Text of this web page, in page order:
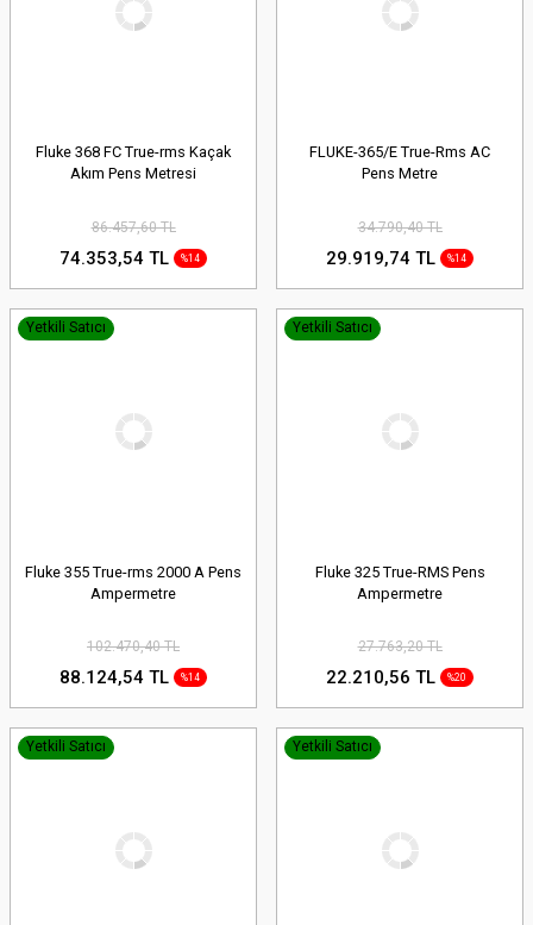
Fluke 368 FC True-rms Kaçak
Akım Pens Metresi
86.457,60 TL
74.353,54 TL %14
FLUKE-365/E True-Rms AC
Pens Metre
34.790,40 TL
29.919,74 TL %14
Yetkili Satıcı
Fluke 355 True-rms 2000 A Pens
Ampermetre
102.470,40 TL
88.124,54 TL %14
Yetkili Satıcı
Fluke 325 True-RMS Pens
Ampermetre
27.763,20 TL
22.210,56 TL %20
Yetkili Satıcı Yetkili Satıcı